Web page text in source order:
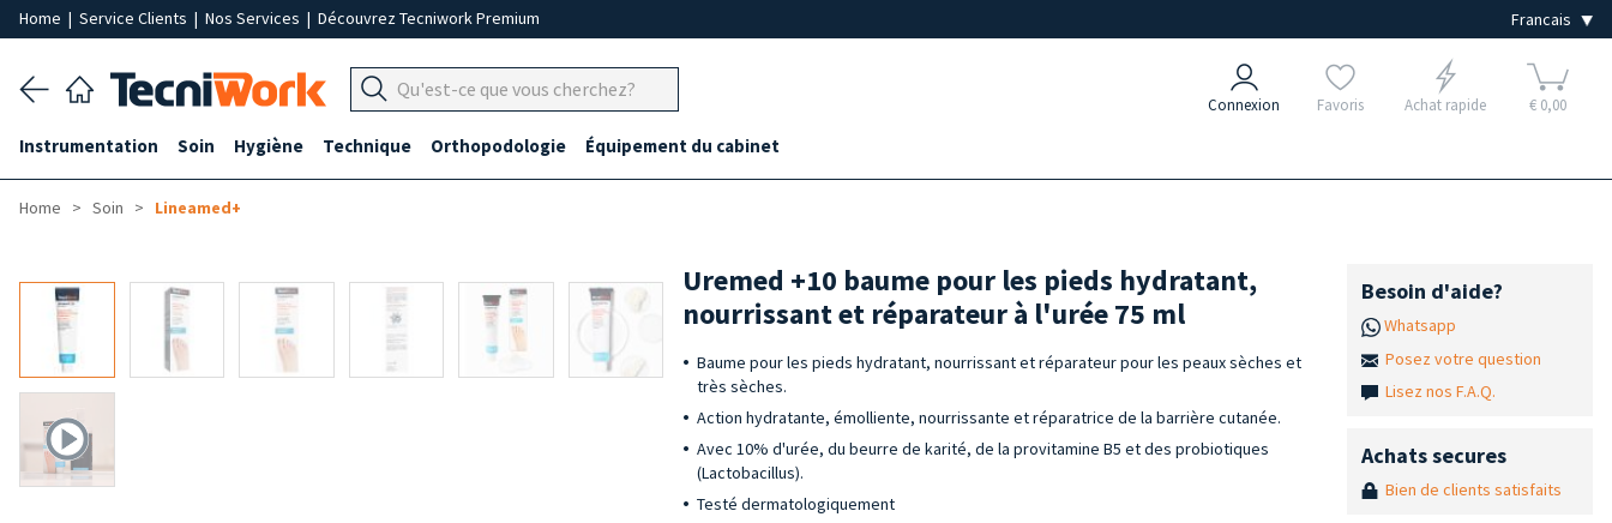
Home | Service Clients | Nos Services | Découvrez Tecniwork Premium
Connexion Favoris Achat rapide € 0,00
Instrumentation Soin Hygiène Technique Orthopodologie Équipement du cabinet
Home Soin Lineamed+
Uremed +10 baume pour les pieds hydratant,
nourrissant et réparateur à l'urée 75 ml
Baume pour les pieds hydratant, nourrissant et réparateur pour les peaux sèches et
très sèches.
Action hydratante, émolliente, nourrissante et réparatrice de la barrière cutanée.
Avec 10% d'urée, du beurre de karité, de la provitamine B5 et des probiotiques
(Lactobacillus).
Testé dermatologiquement
Besoin d'aide?
Whatsapp
Posez votre question
Lisez nos F.A.Q.
Achats secures
Bien de clients satisfaits